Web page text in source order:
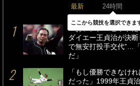
最新 24時間
「おい、ノーヒット
ダイエー王貞治が決
で無安打投手交代”…
だ」
「もし優勝できなけ
だった」1999年王貞
ここから競技を選択できま